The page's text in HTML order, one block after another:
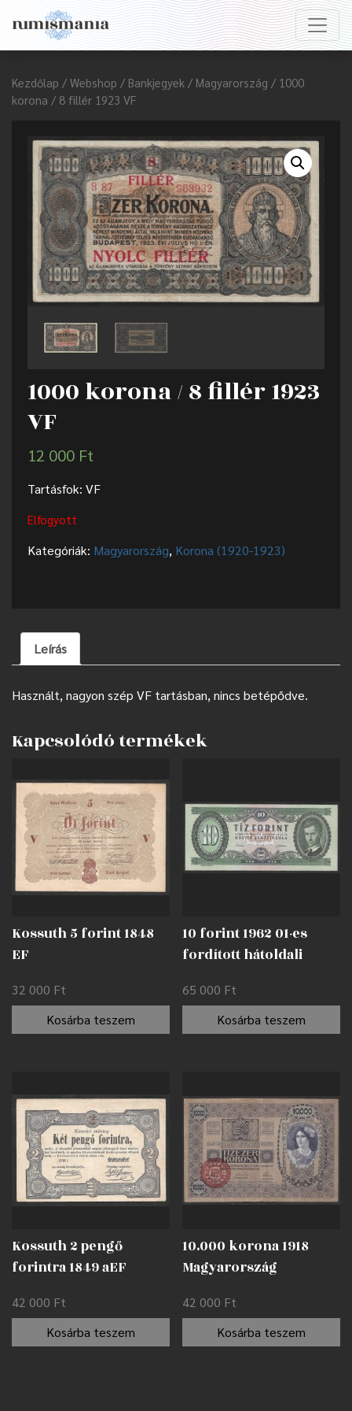
Kezdőlap / Webshop / Bankjegyek / Magyarország / 1000
korona / 8 fillér 1923 VF
1000 korona / 8 fillér 1923
VF
12 000 Ft
Tartásfok: VF
Elfogyott
Kategóriák: Magyarország, Korona (1920-1923)
Leírás
Használt, nagyon szép VF tartásban, nincs betépődve.
Kapcsolódó termékek
Kossuth 5 forint 1848
EF
32 000 Ft
Kosárba teszem
10 forint 1962 01-es
fordított hátoldali
65 000 Ft
Kosárba teszem
Kossuth 2 pengő
forintra 1849 aEF
42 000 Ft
Kosárba teszem
10.000 korona 1918
Magyarország
42 000 Ft
Kosárba teszem